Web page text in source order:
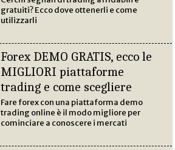
gratuiti? Ecco dove ottenerli e come
utilizzarli
Forex DEMO GRATIS, ecco le
MIGLIORI piattaforme
trading e come scegliere
Fare forex con una piattaforma demo
trading online è il modo migliore per
cominciare a conoscere i mercati